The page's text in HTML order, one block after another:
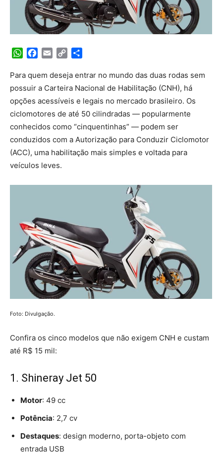
WhatsApp
Facebook
Email Copy
Para quem deseja entrar no mundo das duas rodas sem
possuir a Carteira Nacional de Habilitação (CNH), há
opções acessíveis e legais no mercado brasileiro. Os
ciclomotores de até 50 cilindradas — popularmente
conhecidos como “cinquentinhas” — podem ser
conduzidos com a Autorização para Conduzir Ciclomotor
(ACC), uma habilitação mais simples e voltada para
veículos leves.
Foto: Divulgação.
Confira os cinco modelos que não exigem CNH e custam
até R$ 15 mil:
1. Shineray Jet 50
Motor: 49 cc
Potência: 2,7 cv
Destaques: design moderno, porta-objeto com
entrada USB